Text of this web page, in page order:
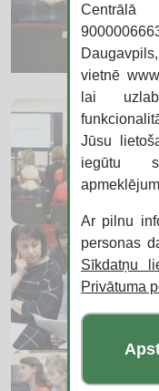
Centrālā
vietnē
lai
Jūsu
iegūtu
Ar pilnu
personas
Sīkdatņu
Privātuma